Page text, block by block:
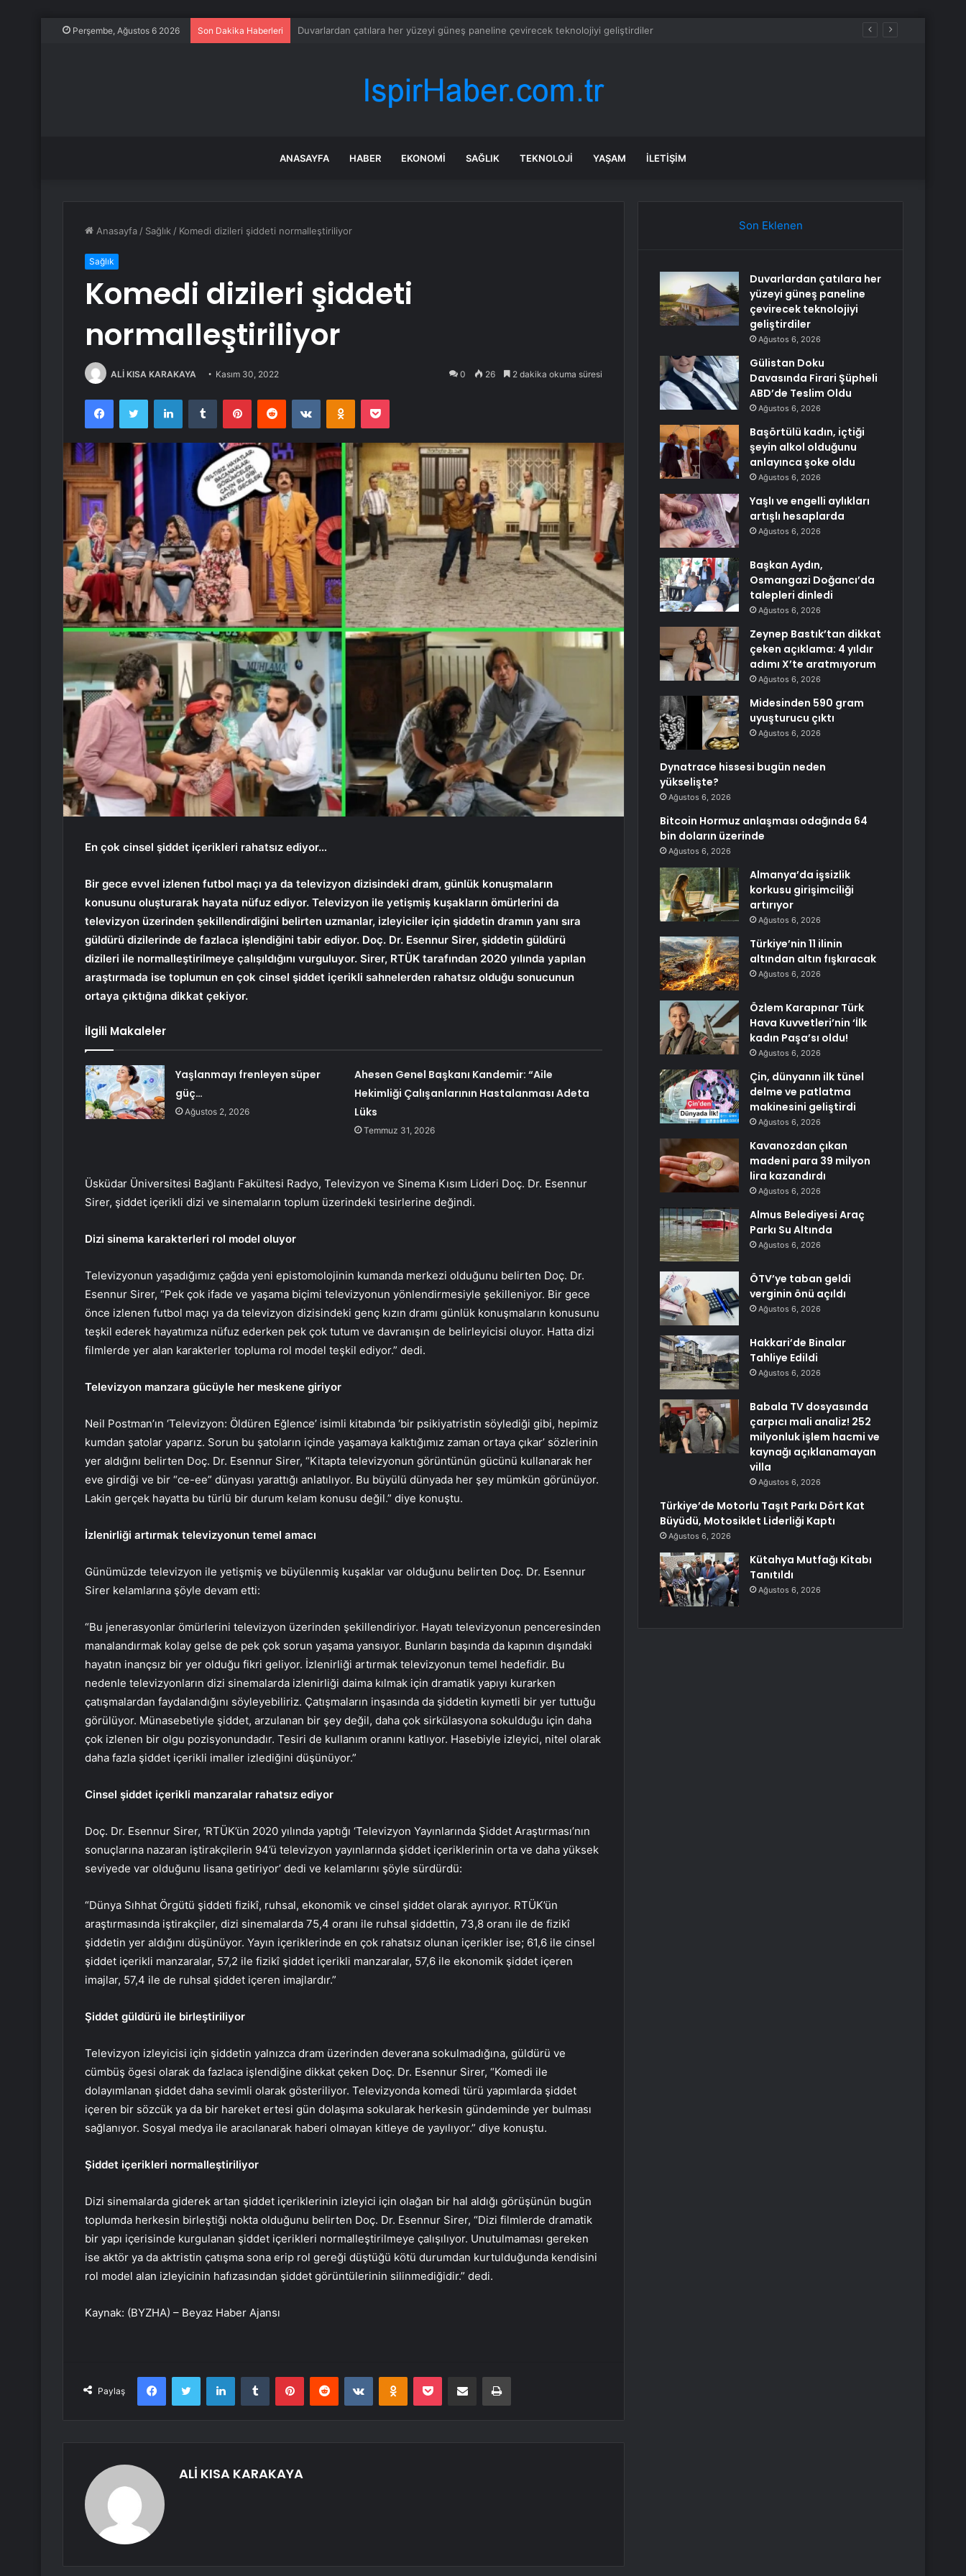
Perşembe, Ağustos 6 2026 Son Dakika Haberleri Gülistan Doku Davasında Firari Şüpheli ABD’de Teslim Oldu
ANASAYFA HABER EKONOMI SAĞLIK TEKNOLOJI YAŞAM İLETIŞIM
Anasayfa / Sağlık / Komedi dizileri şiddeti normalleştiriliyor
Sağlık
Komedi dizileri şiddeti
normalleştiriliyor
ALİ KISA KARAKAYA Kasım 30, 2022 0 26 2 dakika okuma süresi
FacebookTwitter LinkedInTumblr PinterestReddit VKontakteOdnoklassniki
Pocket
En çok cinsel şiddet içerikleri rahatsız ediyor…
Bir gece evvel izlenen futbol maçı ya da televizyon dizisindeki dram, günlük konuşmaların
konusunu oluşturarak hayata nüfuz ediyor. Televizyon ile yetişmiş kuşakların ömürlerini da
televizyon üzerinden şekillendirdiğini belirten uzmanlar, izleyiciler için şiddetin dramın yanı sıra
güldürü dizilerinde de fazlaca işlendiğini tabir ediyor. Doç. Dr. Esennur Sirer, şiddetin güldürü
dizileri ile normalleştirilmeye çalışıldığını vurguluyor. Sirer, RTÜK tarafından 2020 yılında yapılan
araştırmada ise toplumun en çok cinsel şiddet içerikli sahnelerden rahatsız olduğu sonucunun
ortaya çıktığına dikkat çekiyor.
İlgili Makaleler
Yaşlanmayı frenleyen süper
güç…
Ağustos 2, 2026
Ahesen Genel Başkanı Kandemir: “Aile
Hekimliği Çalışanlarının Hastalanması Adeta
Lüks
Temmuz 31, 2026
Üsküdar Üniversitesi Bağlantı Fakültesi Radyo, Televizyon ve Sinema Kısım Lideri Doç. Dr. Esennur
Sirer, şiddet içerikli dizi ve sinemaların toplum üzerindeki tesirlerine değindi.
Dizi sinema karakterleri rol model oluyor
Televizyonun yaşadığımız çağda yeni epistomolojinin kumanda merkezi olduğunu belirten Doç. Dr.
Esennur Sirer, “Pek çok ifade ve yaşama biçimi televizyonun yönlendirmesiyle şekilleniyor. Bir gece
önce izlenen futbol maçı ya da televizyon dizisindeki genç kızın dramı günlük konuşmaların konusunu
teşkil ederek hayatımıza nüfuz ederken pek çok tutum ve davranışın de belirleyicisi oluyor. Hatta dizi
filmlerde yer alan karakterler topluma rol model teşkil ediyor.” dedi.
Televizyon manzara gücüyle her meskene giriyor
Neil Postman’ın ‘Televizyon: Öldüren Eğlence’ isimli kitabında ‘bir psikiyatristin söylediği gibi, hepimiz
kumdan şatolar yaparız. Sorun bu şatoların içinde yaşamaya kalktığımız zaman ortaya çıkar’ sözlerinin
yer aldığını belirten Doç. Dr. Esennur Sirer, “Kitapta televizyonun görüntünün gücünü kullanarak her
eve girdiği ve bir “ce-ee” dünyası yarattığı anlatılıyor. Bu büyülü dünyada her şey mümkün görünüyor.
Lakin gerçek hayatta bu türlü bir durum kelam konusu değil.” diye konuştu.
İzlenirliği artırmak televizyonun temel amacı
Günümüzde televizyon ile yetişmiş ve büyülenmiş kuşaklar var olduğunu belirten Doç. Dr. Esennur
Sirer kelamlarına şöyle devam etti:
“Bu jenerasyonlar ömürlerini televizyon üzerinden şekillendiriyor. Hayatı televizyonun penceresinden
manalandırmak kolay gelse de pek çok sorun yaşama yansıyor. Bunların başında da kapının dışındaki
hayatın inançsız bir yer olduğu fikri geliyor. İzlenirliği artırmak televizyonun temel hedefidir. Bu
nedenle televizyonların dizi sinemalarda izlenirliği daima kılmak için dramatik yapıyı kurarken
çatışmalardan faydalandığını söyleyebiliriz. Çatışmaların inşasında da şiddetin kıymetli bir yer tuttuğu
görülüyor. Münasebetiyle şiddet, arzulanan bir şey değil, daha çok sirkülasyona sokulduğu için daha
çok izlenen bir olgu pozisyonundadır. Tesiri de kullanım oranını katlıyor. Hasebiyle izleyici, nitel olarak
daha fazla şiddet içerikli imaller izlediğini düşünüyor.”
Cinsel şiddet içerikli manzaralar rahatsız ediyor
Doç. Dr. Esennur Sirer, ‘RTÜK’ün 2020 yılında yaptığı ‘Televizyon Yayınlarında Şiddet Araştırması’nın
sonuçlarına nazaran iştirakçilerin 94’ü televizyon yayınlarında şiddet içeriklerinin orta ve daha yüksek
seviyede var olduğunu lisana getiriyor’ dedi ve kelamlarını şöyle sürdürdü:
“Dünya Sıhhat Örgütü şiddeti fizikî, ruhsal, ekonomik ve cinsel şiddet olarak ayırıyor. RTÜK’ün
araştırmasında iştirakçiler, dizi sinemalarda 75,4 oranı ile ruhsal şiddettin, 73,8 oranı ile de fizikî
şiddetin yer aldığını düşünüyor. Yayın içeriklerinde en çok rahatsız olunan içerikler ise; 61,6 ile cinsel
şiddet içerikli manzaralar, 57,2 ile fizikî şiddet içerikli manzaralar, 57,6 ile ekonomik şiddet içeren
imajlar, 57,4 ile de ruhsal şiddet içeren imajlardır.”
Şiddet güldürü ile birleştiriliyor
Televizyon izleyicisi için şiddetin yalnızca dram üzerinden deverana sokulmadığına, güldürü ve
cümbüş ögesi olarak da fazlaca işlendiğine dikkat çeken Doç. Dr. Esennur Sirer, “Komedi ile
dolayımlanan şiddet daha sevimli olarak gösteriliyor. Televizyonda komedi türü yapımlarda şiddet
içeren bir sözcük ya da bir hareket ertesi gün dolaşıma sokularak herkesin gündeminde yer bulması
sağlanıyor. Sosyal medya ile aracılanarak haberi olmayan kitleye de yayılıyor.” diye konuştu.
Şiddet içerikleri normalleştiriliyor
Dizi sinemalarda giderek artan şiddet içeriklerinin izleyici için olağan bir hal aldığı görüşünün bugün
toplumda herkesin birleştiği nokta olduğunu belirten Doç. Dr. Esennur Sirer, “Dizi filmlerde dramatik
bir yapı içerisinde kurgulanan şiddet içerikleri normalleştirilmeye çalışılıyor. Unutulmaması gereken
ise aktör ya da aktristin çatışma sona erip rol gereği düştüğü kötü durumdan kurtulduğunda kendisini
rol model alan izleyicinin hafızasından şiddet görüntülerinin silinmediğidir.” dedi.
Kaynak: (BYZHA) – Beyaz Haber Ajansı
Paylaş
FacebookTwitter LinkedInTumblr PinterestReddit VKontakteOdnoklassniki
Pocket E-Posta ile paylaş Yazdır
ALİ KISA KARAKAYA
Son Eklenen
Duvarlardan çatılara her
yüzeyi güneş paneline
çevirecek teknolojiyi
geliştirdiler
Ağustos 6, 2026
Gülistan Doku
Davasında Firari Şüpheli
ABD’de Teslim Oldu
Ağustos 6, 2026
Başörtülü kadın, içtiği
şeyin alkol olduğunu
anlayınca şoke oldu
Ağustos 6, 2026
Yaşlı ve engelli aylıkları
artışlı hesaplarda
Ağustos 6, 2026
Başkan Aydın,
Osmangazi Doğancı’da
talepleri dinledi
Ağustos 6, 2026
Zeynep Bastık’tan dikkat
çeken açıklama: 4 yıldır
adımı X’te aratmıyorum
Ağustos 6, 2026
Midesinden 590 gram
uyuşturucu çıktı
Ağustos 6, 2026
Dynatrace hissesi bugün neden
yükselişte?
Ağustos 6, 2026
Bitcoin Hormuz anlaşması odağında 64
bin doların üzerinde
Ağustos 6, 2026
Almanya’da işsizlik
korkusu girişimciliği
artırıyor
Ağustos 6, 2026
Türkiye’nin 11 ilinin
altından altın fışkıracak
Ağustos 6, 2026
Özlem Karapınar Türk
Hava Kuvvetleri’nin ‘İlk
kadın Paşa’sı oldu!
Ağustos 6, 2026
Çin, dünyanın ilk tünel
delme ve patlatma
makinesini geliştirdi
Ağustos 6, 2026
Kavanozdan çıkan
madeni para 39 milyon
lira kazandırdı
Ağustos 6, 2026
Almus Belediyesi Araç
Parkı Su Altında
Ağustos 6, 2026
ÖTV’ye taban geldi
verginin önü açıldı
Ağustos 6, 2026
Hakkari’de Binalar
Tahliye Edildi
Ağustos 6, 2026
Babala TV dosyasında
çarpıcı mali analiz! 252
milyonluk işlem hacmi ve
kaynağı açıklanamayan
villa
Ağustos 6, 2026
Türkiye’de Motorlu Taşıt Parkı Dört Kat
Büyüdü, Motosiklet Liderliği Kaptı
Ağustos 6, 2026
Kütahya Mutfağı Kitabı
Tanıtıldı
Ağustos 6, 2026